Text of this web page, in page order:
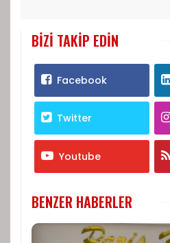
BIZI TAKIP EDIN
Facebook
Twitter
Youtube
BENZER HABERLER